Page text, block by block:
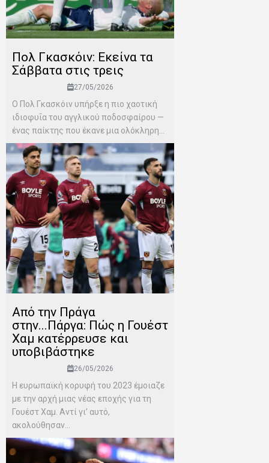
Πολ Γκασκόιν: Εκείνα τα
Σάββατα στις τρεις
27/05/2026
Ο Πολ Γκασκόιν υπήρξε η πιο χαοτική
ιδιοφυΐα του αγγλικού ποδοσφαίρου —
ένας παίκτης που έκανε μια ολόκληρη...
Από την Πράγα
στην...Πάργα: Πώς η Γουέστ
Χαμ κατέρρευσε και
υποβιβάστηκε
26/05/2026
Η ευρωπαϊκή κορυφή του 2023 έμοιαζε
με την αρχή μιας νέας εποχής για τη
Γουέστ Χαμ. Αντί γι’ αυτό,
ακολούθησαν...